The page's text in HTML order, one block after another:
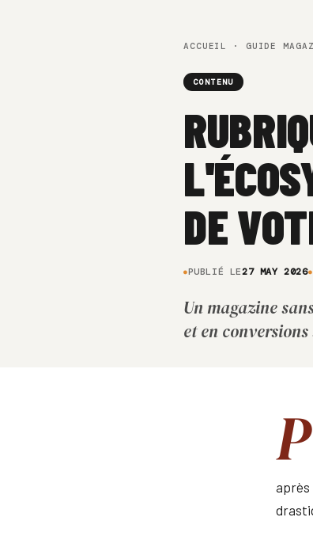
ACCUEIL · GUIDE
CONTENU
DE
PUBLIÉ LE27 MAY 2026
Un magazine
et en
P
après